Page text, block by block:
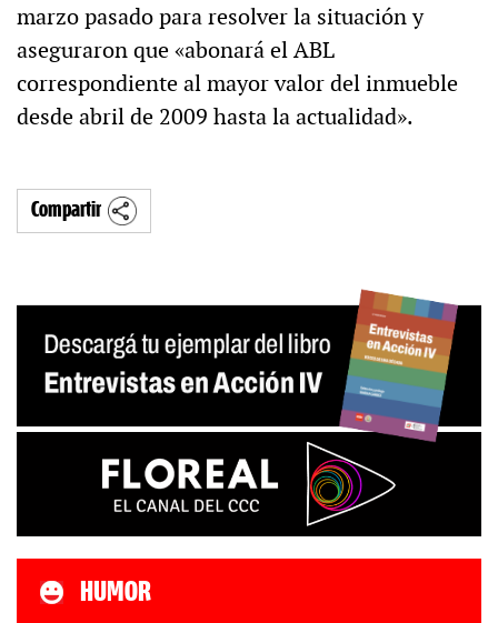
marzo pasado para resolver la situación y
aseguraron que «abonará el ABL
correspondiente al mayor valor del inmueble
desde abril de 2009 hasta la actualidad».
Compartir
HUMOR